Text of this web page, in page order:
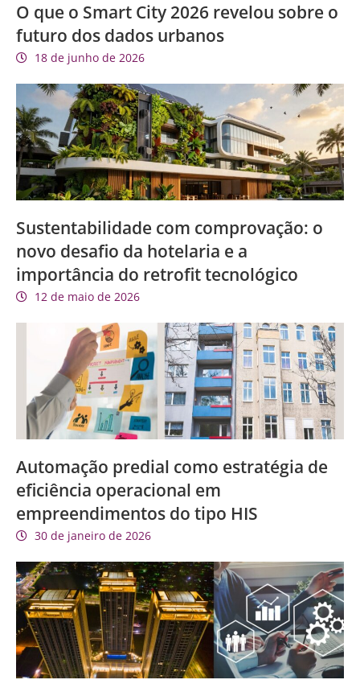
O que o Smart City 2026 revelou sobre o
futuro dos dados urbanos
18 de junho de 2026
Sustentabilidade com comprovação: o
novo desafio da hotelaria e a
importância do retrofit tecnológico
12 de maio de 2026
Automação predial como estratégia de
eficiência operacional em
empreendimentos do tipo HIS
30 de janeiro de 2026